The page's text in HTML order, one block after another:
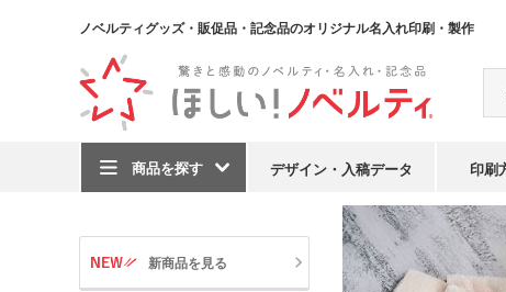
ノベルティグッズ・販促品・記念品のオリジナル名入れ印刷・製作
商品を探す デザイン・入稿データ 印刷
TOP 印刷で探す
新商品を見る